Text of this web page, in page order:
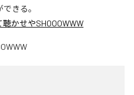
きる。
かせやSHOOOWWW